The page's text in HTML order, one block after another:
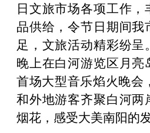
日文旅市场各项工作
品供给，令节日期间
足，文旅活动精彩纷
晚上在白河游览区月
首场大型音乐焰火晚会
和外地游客齐聚白河
烟花，感受大美南阳的